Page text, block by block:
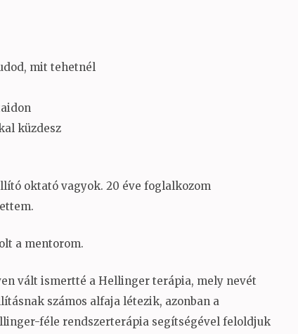
mit tehetnél
küzdesz
oktató vagyok. 20 éve foglalkozom
a mentorom.
vált ismertté a Hellinger terápia, mely nevét
számos alfaja létezik, azonban a
féle rendszerterápia segítségével feloldjuk